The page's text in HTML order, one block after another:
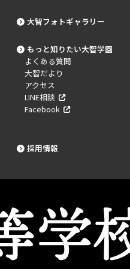
大智フォトギャラリー
もっと知りたい大智学園
よくある質問
大智だより
アクセス
LINE相談
Facebook
採用情報